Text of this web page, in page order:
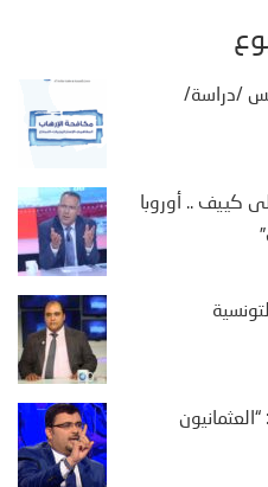
/دراسة/
كييف .. أوروبا